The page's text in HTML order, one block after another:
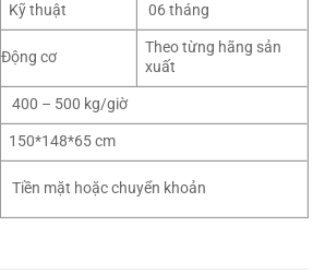
Kỹ thuật 06 tháng
Động cơ
Theo từng hãng sản
xuất
400 – 500 kg/giờ
150*148*65 cm
Tiền mặt hoặc chuyển khoản